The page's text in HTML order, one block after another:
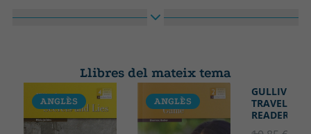
Col·lecció
Llibres del mateix tema
ANGLÈS ANGLÈS ANGLÈS
GULLIVER'S
TRAVELS 1º
READERS